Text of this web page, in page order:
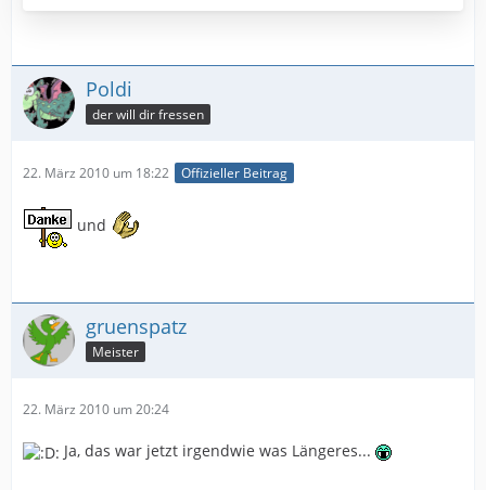
Poldi
der will dir fressen
22. März 2010 um 18:22 Offizieller Beitrag
und
gruenspatz
Meister
22. März 2010 um 20:24
Ja, das war jetzt irgendwie was Längeres...